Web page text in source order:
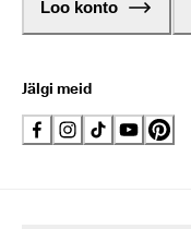
Loo konto
Jälgi meid